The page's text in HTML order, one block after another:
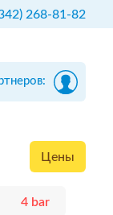
268-81-82
Цены
4 bar